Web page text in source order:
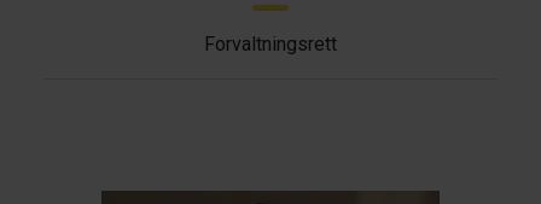
Forvaltningsrett